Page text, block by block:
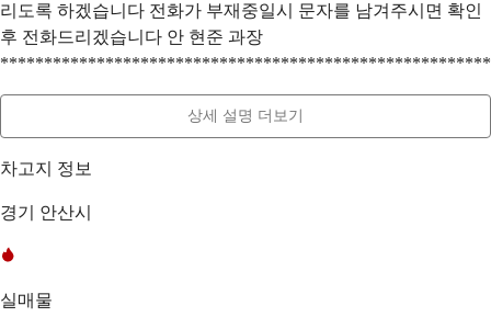
리도록 하겠습니다 전화가 부재중일시 문자를 남겨주시면 확인
후 전화드리겠습니다 안 현준 과장
상세 설명 더보기
차고지 정보
경기 안산시
실매물